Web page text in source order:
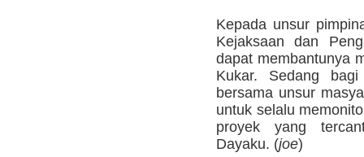
Kepada unsur
Kejaksaan dan
dapat membantunya
Kukar. Sedang
bersama unsur
untuk selalu
proyek yang
Dayaku. (joe)